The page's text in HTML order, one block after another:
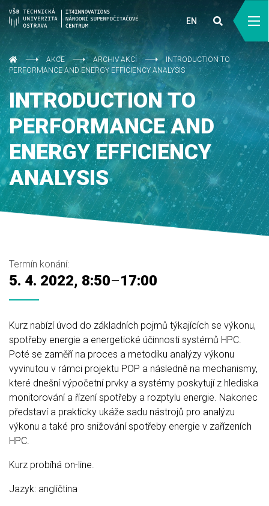
EN
AKCE ARCHIV AKCÍ
INTRODUCTION TO
PERFORMANCE AND ENERGY EFFICIENCY ANALYSIS
INTRODUCTION TO
PERFORMANCE AND
ENERGY EFFICIENCY
ANALYSIS
Termín konání:
5. 4. 2022, 8:50–17:00
Kurz nabízí úvod do základních pojmů týkajících se výkonu,
spotřeby energie a energetické účinnosti systémů HPC.
Poté se zaměří na proces a metodiku analýzy výkonu
vyvinutou v rámci projektu POP a následně na mechanismy,
které dnešní výpočetní prvky a systémy poskytují z hlediska
monitorování a řízení spotřeby a rozptylu energie. Nakonec
představí a prakticky ukáže sadu nástrojů pro analýzu
výkonu a také pro snižování spotřeby energie v zařízeních
HPC.
Kurz probíhá on-line.
Jazyk: angličtina